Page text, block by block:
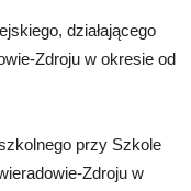
działającego
Zdroju w okresie od
przy Szkole
Zdroju w